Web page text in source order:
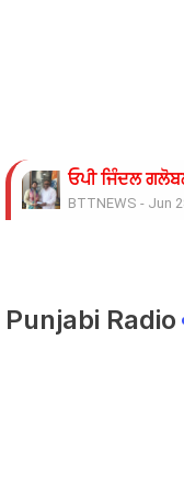
ਓਪੀ ਜਿੰਦਲ
BTTNEWS - Jun
ਟਰੱਕ ਨਾਲ
Punjabi Radio